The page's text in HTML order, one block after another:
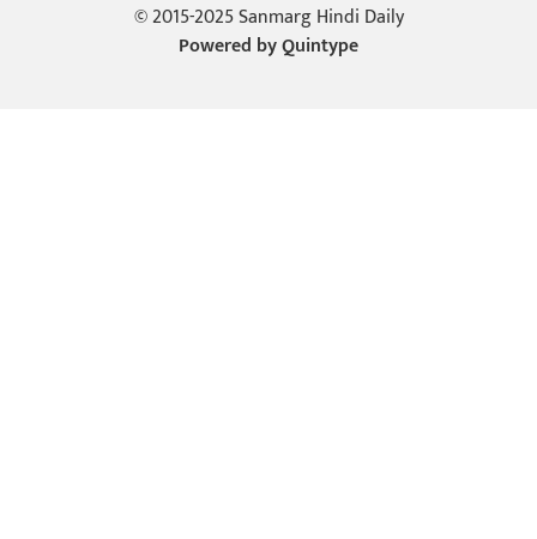
© 2015-2025 Sanmarg Hindi Daily
Powered byQuintype